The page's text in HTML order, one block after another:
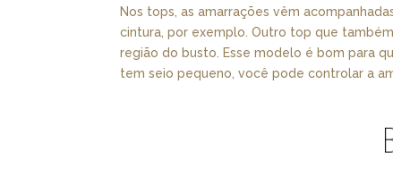
Nos tops, as amarrações vêm
cintura, por exemplo. Outro top que
região do busto. Esse modelo é bom para
tem seio pequeno, você pode controlar a